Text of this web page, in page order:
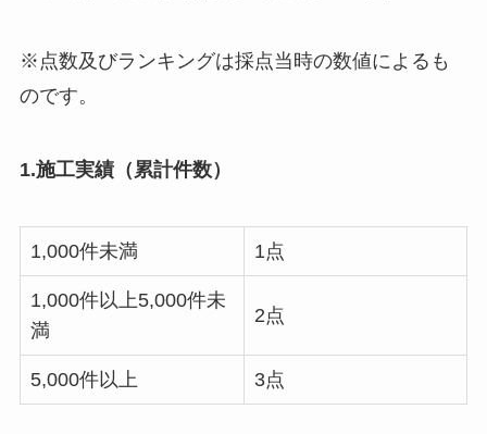
※点数及びランキングは採点当時の数値によるも
のです。
1.施工実績（累計件数）
1,000件未満 1点
1,000件以上5,000件未
満
2点
5,000件以上 3点